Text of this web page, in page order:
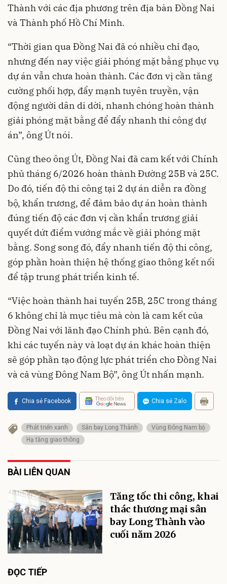
Thành với các địa phương trên địa bàn Đồng Nai
và Thành phố Hồ Chí Minh.
“Thời gian qua Đồng Nai đã có nhiều chỉ đạo,
nhưng đến nay việc giải phóng mặt bằng phục vụ
dự án vẫn chưa hoàn thành. Các đơn vị cần tăng
cường phối hợp, đẩy mạnh tuyên truyền, vận
động người dân di dời, nhanh chóng hoàn thành
giải phóng mặt bằng để đẩy nhanh thi công dự
án”, ông Út nói.
Cũng theo ông Út, Đồng Nai đã cam kết với Chính
phủ tháng 6/2026 hoàn thành Đường 25B và 25C.
Do đó, tiến độ thi công tại 2 dự án diễn ra đồng
bộ, khẩn trương, để đảm bảo dự án hoàn thành
đúng tiến độ các đơn vị cần khẩn trương giải
quyết dứt điểm vướng mắc về giải phóng mặt
bằng. Song song đó, đẩy nhanh tiến độ thi công,
góp phần hoàn thiện hệ thống giao thông kết nối
để tập trung phát triển kinh tế.
“Việc hoàn thành hai tuyến 25B, 25C trong tháng
6 không chỉ là mục tiêu mà còn là cam kết của
Đồng Nai với lãnh đạo Chính phủ. Bên cạnh đó,
khi các tuyến này và loạt dự án khác hoàn thiện
sẽ góp phần tạo động lực phát triển cho Đồng Nai
và cả vùng Đông Nam Bộ”, ông Út nhấn mạnh.
Chia sẻ Facebook Theo dõi trên Chia sẻ Zalo
Phát triển xanh Sân bay Long Thành
Vùng Đông Nam bộ
Hạ tầng giao thông
BÀI LIÊN QUAN
Tăng tốc thi công, khai
thác thương mại sân
bay Long Thành vào
cuối năm 2026
ĐỌC TIẾP